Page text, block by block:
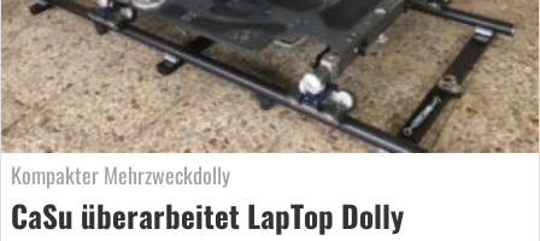
Kompakter Mehrzweckdolly
CaSu überarbeitet LapTop Dolly